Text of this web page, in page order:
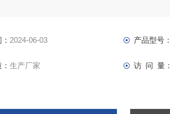
2024-06-03 产品型号：
生产厂家 访 问 量：